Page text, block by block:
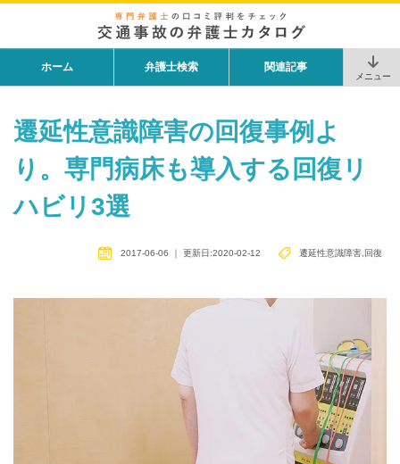
ホーム 弁護士検索 関連記事
メニュー
遷延性意識障害の回復事例よ
り。専門病床も導入する回復リ
ハビリ3選
｜ 更新日:2020-02-12 遷延性意識障害 ,